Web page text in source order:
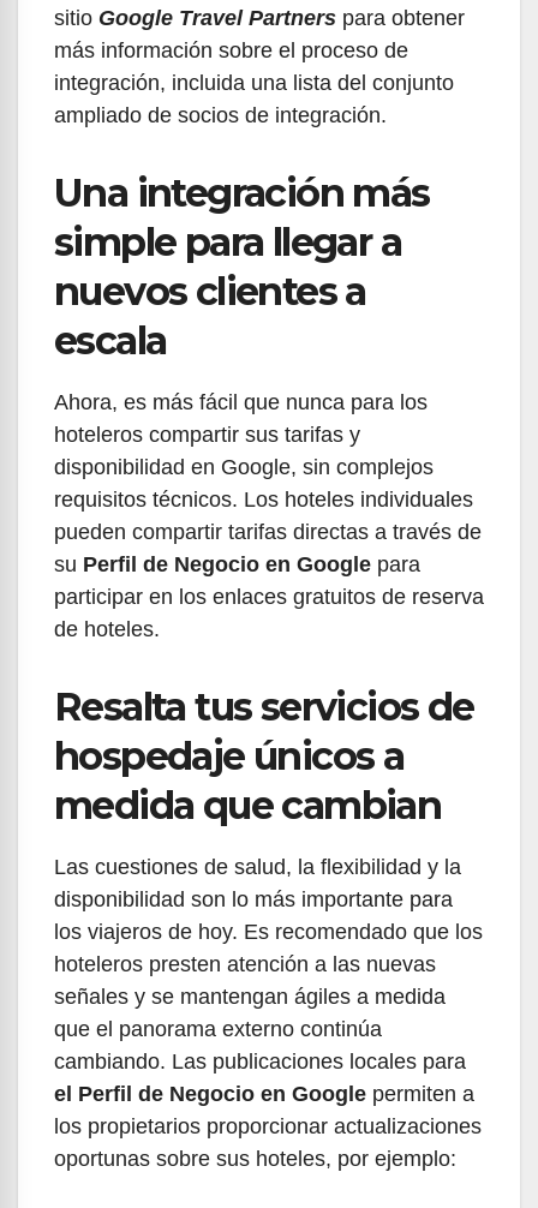
sitio Google Travel Partners para obtener
más información sobre el proceso de
integración, incluida una lista del conjunto
ampliado de socios de integración.
Una integración más
simple para llegar a
nuevos clientes a
escala
Ahora, es más fácil que nunca para los
hoteleros compartir sus tarifas y
disponibilidad en Google, sin complejos
requisitos técnicos. Los hoteles individuales
pueden compartir tarifas directas a través de
su Perfil de Negocio en Google para
participar en los enlaces gratuitos de reserva
de hoteles.
Resalta tus servicios de
hospedaje únicos a
medida que cambian
Las cuestiones de salud, la flexibilidad y la
disponibilidad son lo más importante para
los viajeros de hoy. Es recomendado que los
hoteleros presten atención a las nuevas
señales y se mantengan ágiles a medida
que el panorama externo continúa
cambiando. Las publicaciones locales para
el Perfil de Negocio en Google permiten a
los propietarios proporcionar actualizaciones
oportunas sobre sus hoteles, por ejemplo: